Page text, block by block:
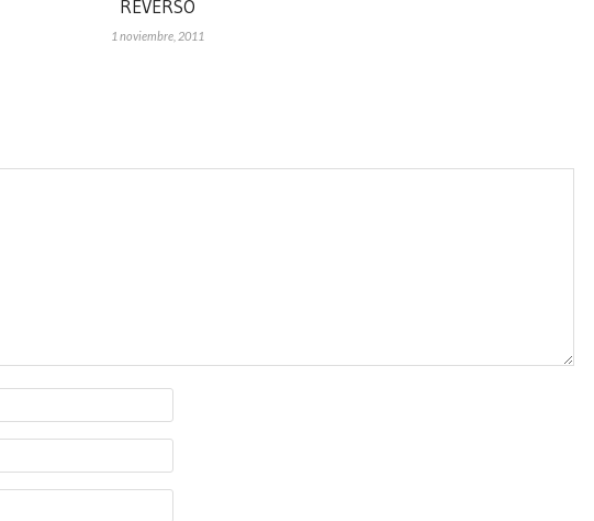
REVERSO
1 noviembre, 2011